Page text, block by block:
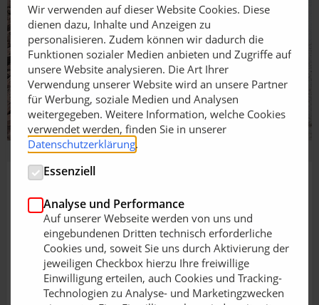
Wir verwenden auf dieser Website Cookies. Diese
dienen dazu, Inhalte und Anzeigen zu
personalisieren. Zudem können wir dadurch die
Funktionen sozialer Medien anbieten und Zugriffe auf
unsere Website analysieren. Die Art Ihrer
Verwendung unserer Website wird an unsere Partner
für Werbung, soziale Medien und Analysen
weitergegeben. Weitere Information, welche Cookies
verwendet werden, finden Sie in unserer
Datenschutzerklärung.
Essenziell
Analyse und Performance
Auf unserer Webseite werden von uns und
eingebundenen Dritten technisch erforderliche
Cookies und, soweit Sie uns durch Aktivierung der
jeweiligen Checkbox hierzu Ihre freiwillige
Einwilligung erteilen, auch Cookies und Tracking-
Technologien zu Analyse- und Marketingzwecken